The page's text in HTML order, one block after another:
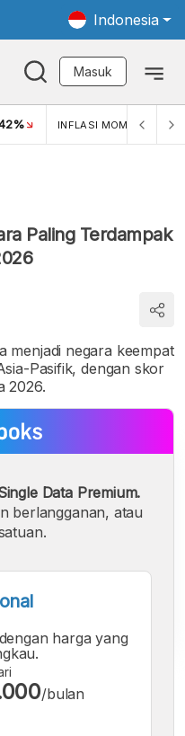
Indonesia
Masuk
INFLASI MOM (MAR)
Paling Terdampak
menjadi negara keempat
Pasifik, dengan skor
2026.
A
Font
Data Premium.
berlangganan, atau
harga yang
/bulan